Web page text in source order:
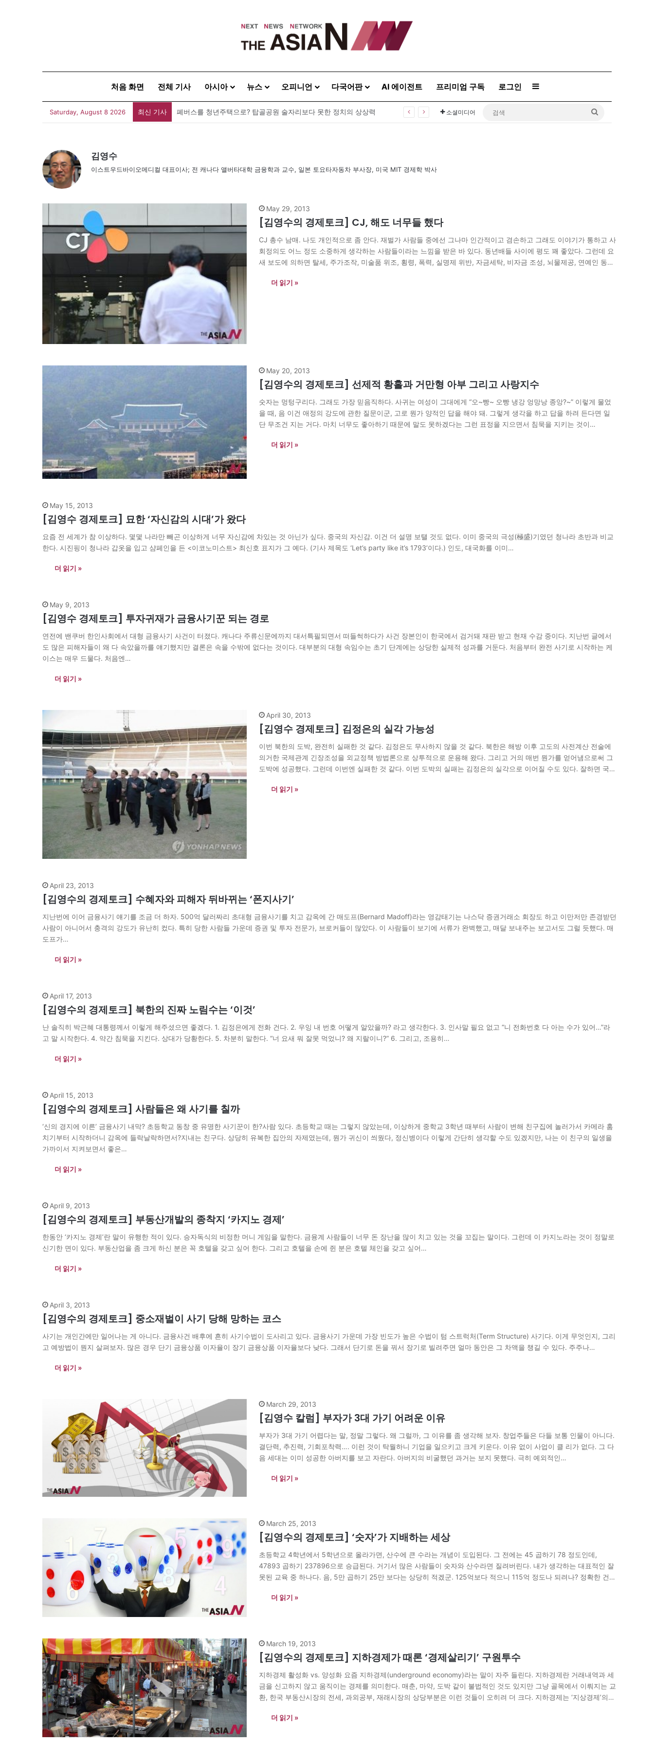
처음 화면 전체 기사 아시아 뉴스 오피니언 다국어판 AI 에이전트 프리미엄 구독 로그인 Sidebar
Saturday, August 8 2026 최신 기사 폐버스를 청년주택으로? 탑골공원 술자리보다 못한 정치의 상상력 소셜미디어
김영수
이스트우드바이오메디컬 대표이사; 전 캐나다 앨버타대학 금융학과 교수, 일본 토요타자동차 부사장, 미국 MIT 경제학 박사
May 29, 2013
[김영수의 경제토크] CJ, 해도 너무들 했다
CJ 총수 남매. 나도 개인적으로 좀 안다. 재벌가 사람들 중에선 그나마 인간적이고 겸손하고 그래도 이야기가 통하고 사
회정의도 어느 정도 소중하게 생각하는 사람들이라는 느낌을 받은 바 있다. 동년배들 사이에 평도 꽤 좋았다. 그런데 요
새 보도에 의하면 탈세, 주가조작, 미술품 위조, 횡령, 폭력, 실명제 위반, 자금세탁, 비자금 조성, 뇌물제공, 연예인 동원
더 읽기 »
May 20, 2013
[김영수의 경제토크] 선제적 황홀과 거만형 아부 그리고 사랑지수
숫자는 멍텅구리다. 그래도 가장 믿음직하다. 사귀는 여성이 그대에게 “오~빵~ 오빵 냉강 엉망낭 종앙?~” 이렇게 물었
을 때, 음 이건 애정의 강도에 관한 질문이군, 고로 뭔가 양적인 답을 해야 돼. 그렇게 생각을 하고 답을 하려 든다면 일
단 무조건 지는 거다. 마치 너무도 좋아하기 때문에 말도 못하겠다는 그런 표정을 지으면서 침묵을 지키는 것이…
더 읽기 »
May 15, 2013
[김영수 경제토크] 묘한 ‘자신감의 시대’가 왔다
요즘 전 세계가 참 이상하다. 몇몇 나라만 빼곤 이상하게 너무 자신감에 차있는 것 아닌가 싶다. 중국의 자신감. 이건 더 설명 보탤 것도 없다. 이미 중국의 극성(極盛)기였던 청나라 초반과 비교
한다. 시진핑이 청나라 갑옷을 입고 샴페인을 든 <이코노미스트> 최신호 표지가 그 예다. (기사 제목도 ‘Let’s party like it’s 1793’이다.) 인도, 대국화를 이미…
더 읽기 »
May 9, 2013
[김영수 경제토크] 투자귀재가 금융사기꾼 되는 경로
연전에 밴쿠버 한인사회에서 대형 금융사기 사건이 터졌다. 캐나다 주류신문에까지 대서특필되면서 떠들썩하다가 사건 장본인이 한국에서 검거돼 재판 받고 현재 수감 중이다. 지난번 글에서
도 많은 피해자들이 왜 다 속았을까를 얘기했지만 결론은 속을 수밖에 없다는 것이다. 대부분의 대형 속임수는 초기 단계에는 상당한 실제적 성과를 거둔다. 처음부터 완전 사기로 시작하는 케
이스는 매우 드물다. 처음엔…
더 읽기 »
April 30, 2013
[김영수 경제토크] 김정은의 실각 가능성
이번 북한의 도박, 완전히 실패한 것 같다. 김정은도 무사하지 않을 것 같다. 북한은 해방 이후 고도의 사전계산 전술에
의거한 국제관계 긴장조성을 외교정책 방법론으로 상투적으로 운용해 왔다. 그리고 거의 매번 뭔가를 얻어냄으로써 그
도박에 성공했다. 그런데 이번엔 실패한 것 같다. 이번 도박의 실패는 김정은의 실각으로 이어질 수도 있다. 잘하면 국운
더 읽기 »
April 23, 2013
[김영수의 경제토크] 수혜자와 피해자 뒤바뀌는 ‘폰지사기’
지난번에 이어 금융사기 얘기를 조금 더 하자. 500억 달러짜리 초대형 금융사기를 치고 감옥에 간 매도프(Bernard Madoff)라는 영감태기는 나스닥 증권거래소 회장도 하고 이만저만 존경받던
사람이 아니어서 충격의 강도가 유난히 컸다. 특히 당한 사람들 가운데 증권 및 투자 전문가, 브로커들이 많았다. 이 사람들이 보기에 서류가 완벽했고, 매달 보내주는 보고서도 그럴 듯했다. 매
도프가…
더 읽기 »
April 17, 2013
[김영수의 경제토크] 북한의 진짜 노림수는 ‘이것’
난 솔직히 박근혜 대통령께서 이렇게 해주셨으면 좋겠다. 1. 김정은에게 전화 건다. 2. 우잉 내 번호 어떻게 알았을까? 라고 생각한다. 3. 인사말 필요 없고 “니 전화번호 다 아는 수가 있어…”라
고 말 시작한다. 4. 약간 침묵을 지킨다. 상대가 당황한다. 5. 차분히 말한다. “너 요새 뭐 잘못 먹었니? 왜 지랄이니?” 6. 그리고, 조용히…
더 읽기 »
April 15, 2013
[김영수의 경제토크] 사람들은 왜 사기를 칠까
‘신의 경지에 이른’ 금융사기 내막? 초등학교 동창 중 유명한 사기꾼이 한?사람 있다. 초등학교 때는 그렇지 않았는데, 이상하게 중학교 3학년 때부터 사람이 변해 친구집에 놀러가서 카메라 훔
치기부터 시작하더니 감옥에 들락날락하면서?지내는 친구다. 상당히 유복한 집안의 자제였는데, 뭔가 귀신이 씌웠다, 정신병이다 이렇게 간단히 생각할 수도 있겠지만, 나는 이 친구의 일생을
가까이서 지켜보면서 좋은…
더 읽기 »
April 9, 2013
[김영수의 경제토크] 부동산개발의 종착지 ‘카지노 경제’
한동안 ‘카지노 경제’란 말이 유행한 적이 있다. 승자독식의 비정한 머니 게임을 말한다. 금융계 사람들이 너무 돈 장난을 많이 치고 있는 것을 꼬집는 말이다. 그런데 이 카지노라는 것이 정말로
신기한 면이 있다. 부동산업을 좀 크게 하신 분은 꼭 호텔을 갖고 싶어 한다. 그리고 호텔을 손에 쥔 분은 호텔 체인을 갖고 싶어…
더 읽기 »
April 3, 2013
[김영수의 경제토크] 중소재벌이 사기 당해 망하는 코스
사기는 개인간에만 일어나는 게 아니다. 금융사건 배후에 흔히 사기수법이 도사리고 있다. 금융사기 가운데 가장 빈도가 높은 수법이 텀 스트럭처(Term Structure) 사기다. 이게 무엇인지, 그리
고 예방법이 뭔지 살펴보자. 많은 경우 단기 금융상품 이자율이 장기 금융상품 이자율보다 낮다. 그래서 단기로 돈을 꿔서 장기로 빌려주면 얼마 동안은 그 차액을 챙길 수 있다. 주주나…
더 읽기 »
March 29, 2013
[김영수 칼럼] 부자가 3대 가기 어려운 이유
부자가 3대 가기 어렵다는 말, 정말 그렇다. 왜 그럴까, 그 이유를 좀 생각해 보자. 창업주들은 다들 보통 인물이 아니다.
결단력, 추진력, 기회포착력…. 이런 것이 탁월하니 기업을 일으키고 크게 키운다. 이유 없이 사업이 클 리가 없다. 그 다
음 세대는 이미 성공한 아버지를 보고 자란다. 아버지의 비굴했던 과거는 보지 못했다. 극히 예외적인…
더 읽기 »
March 25, 2013
[김영수의 경제토크] ‘숫자’가 지배하는 세상
초등학교 4학년에서 5학년으로 올라가면, 산수에 큰 수라는 개념이 도입된다. 그 전에는 45 곱하기 78 정도인데,
47893 곱하기 237896으로 승급된다. 거기서 많은 사람들이 숫자와 산수라면 질려버린다. 내가 생각하는 대표적인 잘
못된 교육 중 하나다. 음, 5만 곱하기 25만 보다는 상당히 적겠군. 125억보다 적으니 115억 정도나 되려나? 정확한 건
더 읽기 »
March 19, 2013
[김영수의 경제토크] 지하경제가 때론 ‘경제살리기’ 구원투수
지하경제 활성화 vs. 양성화 요즘 지하경제(underground economy)라는 말이 자주 들린다. 지하경제란 거래내역과 세
금을 신고하지 않고 움직이는 경제를 의미한다. 매춘, 마약, 도박 같이 불법적인 것도 있지만 그냥 골목에서 이뤄지는 교
환, 한국 부동산시장의 전세, 과외공부, 재래시장의 상당부분은 이런 것들이 오히려 더 크다. 지하경제는 ‘지상경제’의
더 읽기 »